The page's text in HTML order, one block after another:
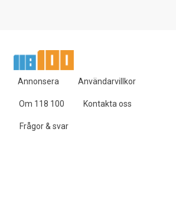
Annonsera Användarvillkor
Om 118 100 Kontakta oss
Frågor & svar